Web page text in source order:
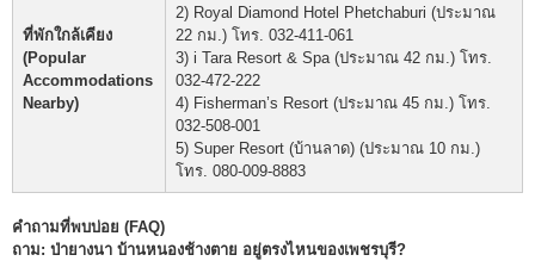
ที่พักใกล้เคียง
(Popular
Accommodations
Nearby)
2) Royal Diamond Hotel Phetchaburi (ประมาณ
22 กม.) โทร. 032-411-061
3) i Tara Resort & Spa (ประมาณ 42 กม.) โทร.
032-472-222
4) Fisherman’s Resort (ประมาณ 45 กม.) โทร.
032-508-001
5) Super Resort (บ้านลาด) (ประมาณ 10 กม.)
โทร. 080-009-8883
คำถามที่พบบ่อย (FAQ)
ถาม: ป่ายางนา บ้านหนองช้างตาย อยู่ตรงไหนของเพชรบุรี?